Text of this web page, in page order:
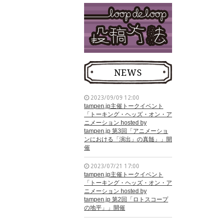
NEWS
2023/09/09 12:00
tampen.jp主催トークイベント
「トーキング・ヘッズ・オン・ア
ニメーション hosted by
tampen.jp 第3回「アニメーショ
ンにおける「演出」の真髄」」開
催
2023/07/21 17:00
tampen.jp主催トークイベント
「トーキング・ヘッズ・オン・ア
ニメーション hosted by
tampen.jp 第2回「ロトスコープ
の地平」」開催